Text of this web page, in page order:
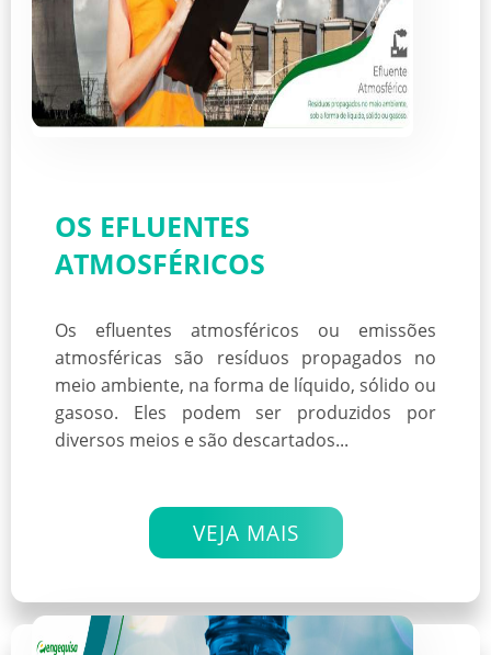
OS EFLUENTES
ATMOSFÉRICOS
Os efluentes atmosféricos ou emissões
atmosféricas são resíduos propagados no
meio ambiente, na forma de líquido, sólido ou
gasoso. Eles podem ser produzidos por
diversos meios e são descartados...
VEJA MAIS